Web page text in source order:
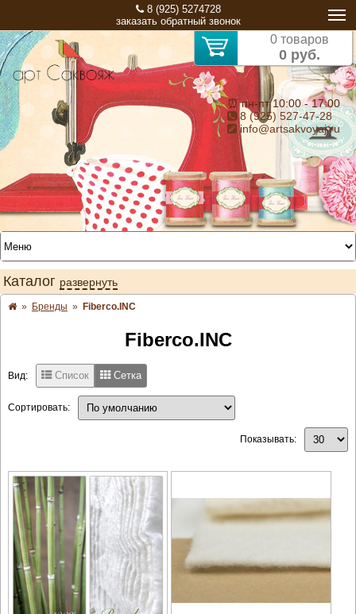
8 (925) 5274728
заказать обратный звонок
0 товаров
0 руб.
⏰ пн-пт 10:00 - 17:00
8 (925) 527-47-28
info@artsakvoyaj.ru
Каталог развернуть
» Бренды » Fiberco.INC
Fiberco.INC
Вид: Список Сетка
Сортировать:
Показывать: